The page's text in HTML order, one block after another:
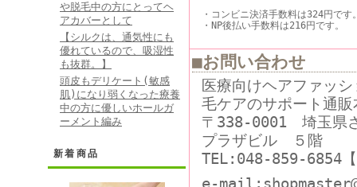
や脱毛中の方にとってヘ
アカバーとして
【シルクは、通気性にも
優れているので、吸湿性
も抜群。】
頭皮もデリケート(敏感
肌)になり弱くなった療養
中の方に優しいホールガ
ーメント編み
新着商品
・コンビニ決済手数料は324円です
・NP後払い手数料は216円です。
■お問い合わせ
医療向けヘアファッ
毛ケアのサポート通
〒338-0001 埼玉県
プラザビル ５階
TEL:048-859-6854